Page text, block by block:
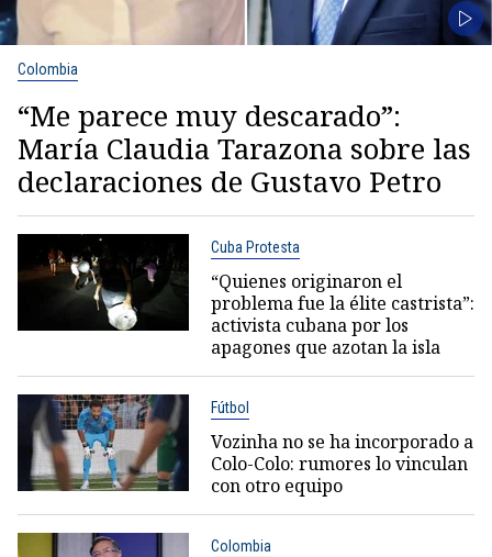
Colombia
“Me parece muy descarado”:
María Claudia Tarazona sobre las
declaraciones de Gustavo Petro
Cuba Protesta
“Quienes originaron el
problema fue la élite castrista”:
activista cubana por los
apagones que azotan la isla
Fútbol
Vozinha no se ha incorporado a
Colo-Colo: rumores lo vinculan
con otro equipo
Colombia